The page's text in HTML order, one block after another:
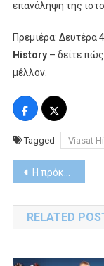
επανάληψη της
Πρεμιέρα: Δευτέρα
History– δείτε πώς
μέλλον.
Tagged Viasat
Post
Η πρόκριση του Άρη κόντρα στην Αράζ Ναχτσιβάν θα κριθεί στο «γήπεδο» του Novasports
RELATED